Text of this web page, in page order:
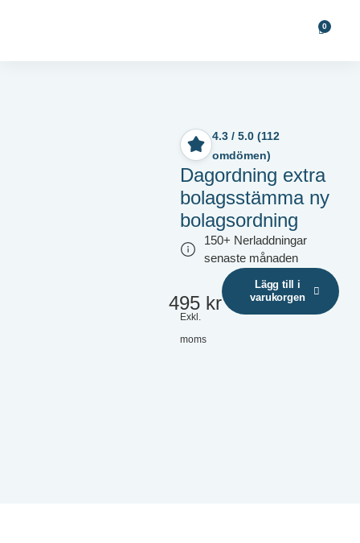
0
4.3 / 5.0 (112
omdömen)
Dagordning extra
bolagsstämma ny
bolagsordning
150+ Nerladdningar
senaste månaden
495 kr
Exkl.
moms
Lägg till i
varukorgen